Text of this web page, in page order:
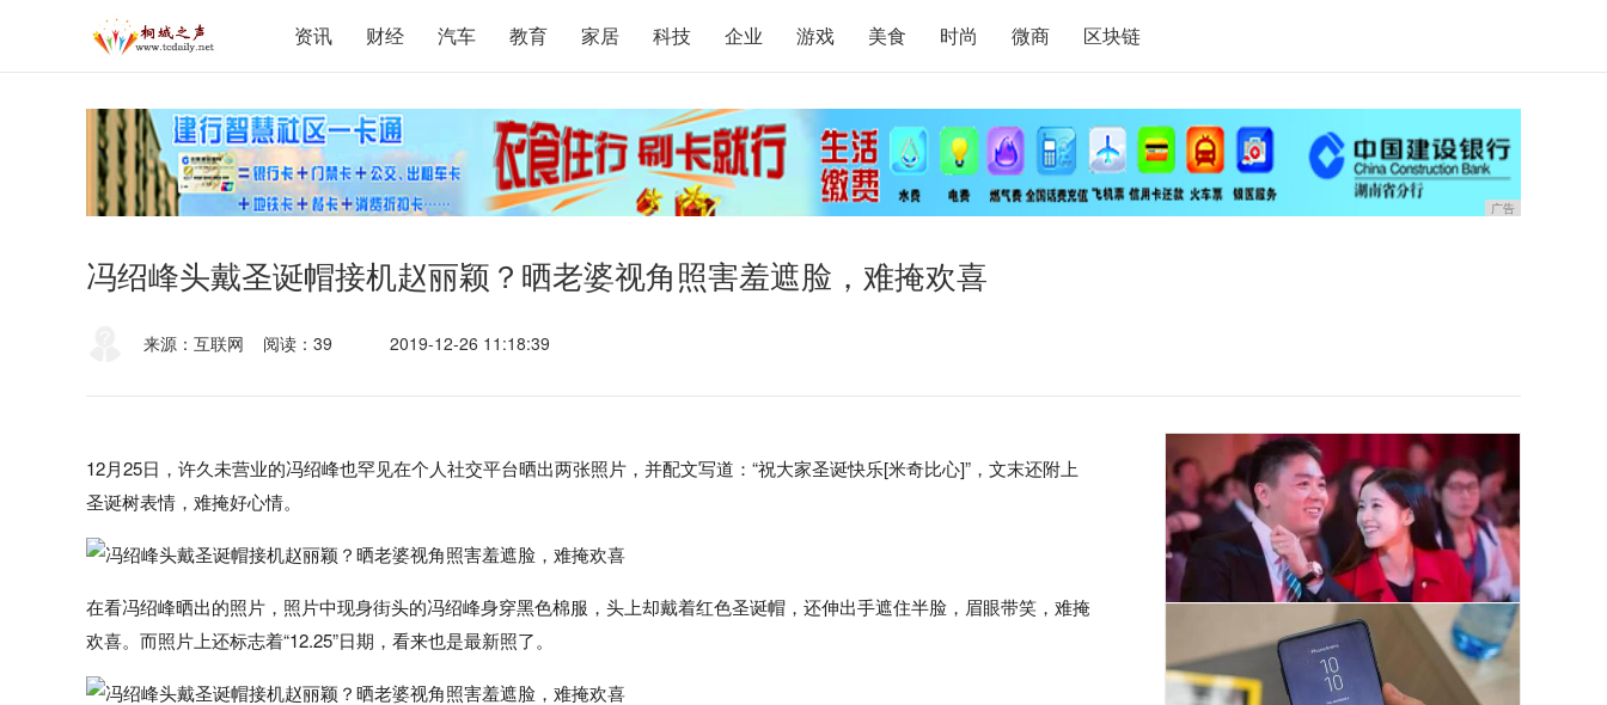
资讯 财经 汽车 教育 家居 科技 企业 游戏 美食 时尚 微商 区块链
广告
冯绍峰头戴圣诞帽接机赵丽颖？晒老婆视角照害羞遮脸，难掩欢喜
来源：互联网 阅读：39 2019-12-26 11:18:39
12月25日，许久未营业的冯绍峰也罕见在个人社交平台晒出两张照片，并配文写道：“祝大家圣诞快乐[米奇比心]”，文末还附上
圣诞树表情，难掩好心情。
在看冯绍峰晒出的照片，照片中现身街头的冯绍峰身穿黑色棉服，头上却戴着红色圣诞帽，还伸出手遮住半脸，眉眼带笑，难掩
欢喜。而照片上还标志着“12.25”日期，看来也是最新照了。